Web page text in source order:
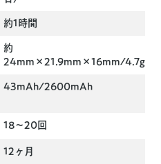
約1時間
約
24mm×21.9mm×16mm/4.7g
43mAh/2600mAh
18〜20回
12ヶ月